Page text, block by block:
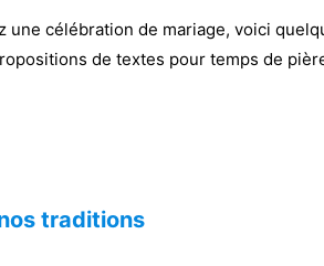
une célébration de mariage, voici
de textes pour temps de
traditions